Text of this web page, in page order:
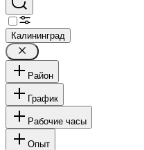
Калининград
Район
График
Рабочие часы
Опыт